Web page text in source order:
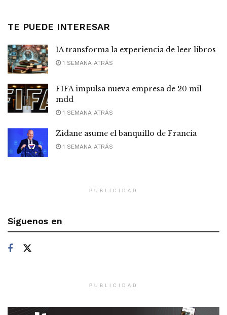
TE PUEDE INTERESAR
IA transforma la experiencia de leer libros
1 SEMANA ATRÁS
FIFA impulsa nueva empresa de 20 mil
mdd
1 SEMANA ATRÁS
Zidane asume el banquillo de Francia
1 SEMANA ATRÁS
PUBLICIDAD
Síguenos en
PUBLICIDAD